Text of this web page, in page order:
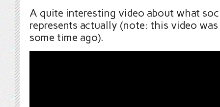
A quite interesting video about what
represents actually (note: this video was
some time ago).